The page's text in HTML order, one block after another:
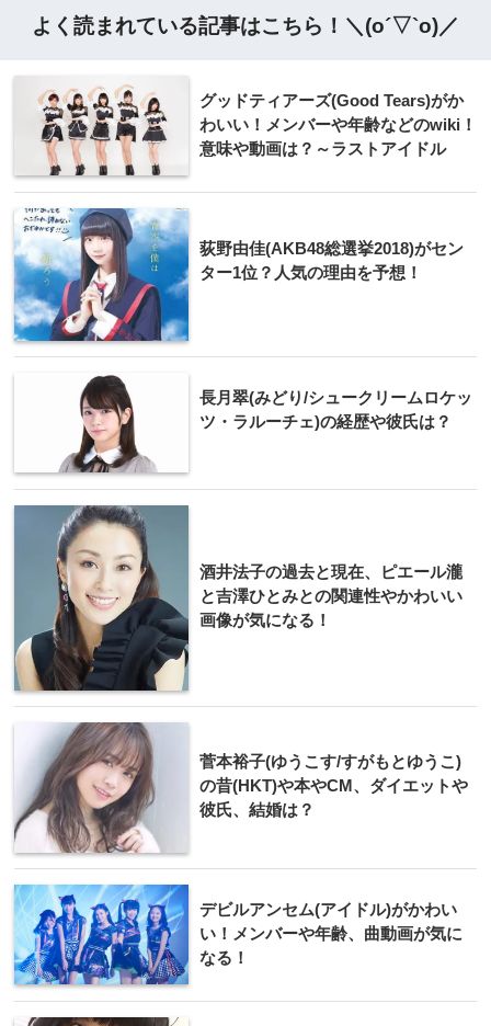
よく読まれている記事はこちら！＼(o´▽`o)／
グッドティアーズ(Good Tears)がか
わいい！メンバーや年齢などのwiki！
意味や動画は？～ラストアイドル
荻野由佳(AKB48総選挙2018)がセン
ター1位？人気の理由を予想！
長月翠(みどり/シュークリームロケッ
ツ・ラルーチェ)の経歴や彼氏は？
酒井法子の過去と現在、ピエール瀧
と吉澤ひとみとの関連性やかわいい
画像が気になる！
菅本裕子(ゆうこす/すがもとゆうこ)
の昔(HKT)や本やCM、ダイエットや
彼氏、結婚は？
デビルアンセム(アイドル)がかわい
い！メンバーや年齢、曲動画が気に
なる！